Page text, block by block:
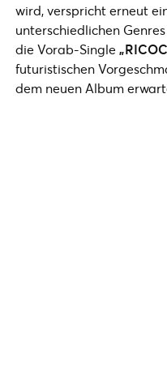
wird, verspricht erneut
unterschiedlichen
die Vorab-Single
futuristischen
dem neuen Album